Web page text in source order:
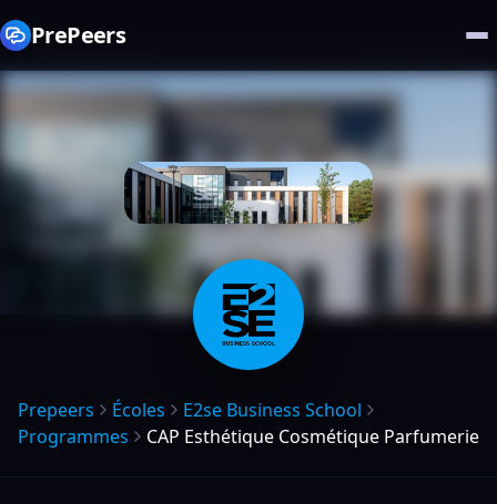
PrePeers
Prepeers Écoles
E2se Business School
Programmes
CAP Esthétique Cosmétique Parfumerie